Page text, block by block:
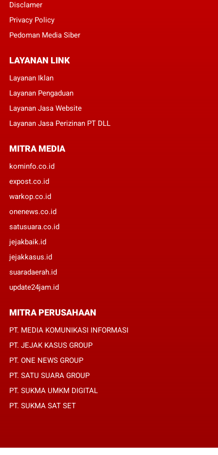
Disclamer
Privacy Policy
Pedoman Media Siber
LAYANAN LINK
Layanan Iklan
Layanan Pengaduan
Layanan Jasa Website
Layanan Jasa Perizinan PT DLL
MITRA MEDIA
kominfo.co.id
expost.co.id
warkop.co.id
onenews.co.id
satusuara.co.id
jejakbaik.id
jejakkasus.id
suaradaerah.id
update24jam.id
MITRA PERUSAHAAN
PT. MEDIA KOMUNIKASI INFORMASI
PT. JEJAK KASUS GROUP
PT. ONE NEWS GROUP
PT. SATU SUARA GROUP
PT. SUKMA UMKM DIGITAL
PT. SUKMA SAT SET